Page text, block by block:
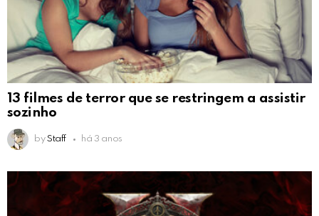
13 filmes de terror que se restringem a assistir
sozinho
by Staff há 3 anos